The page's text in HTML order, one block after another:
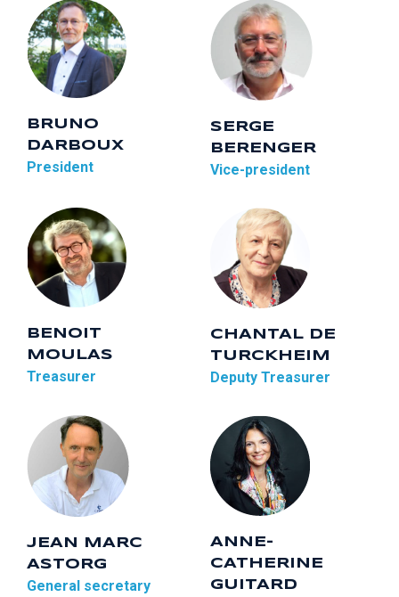
BRUNO
DARBOUX
President
SERGE
BERENGER
Vice-president
BENOIT
MOULAS
Treasurer
CHANTAL DE
TURCKHEIM
Deputy Treasurer
JEAN MARC
ASTORG
General secretary
ANNE-
CATHERINE
GUITARD